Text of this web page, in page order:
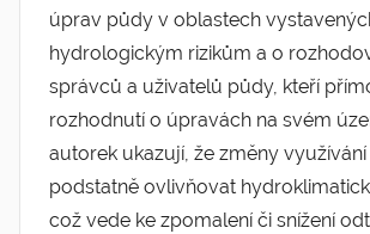
úprav půdy v oblastech
hydrologickým rizikům a o
správců a uživatelů půdy, kteří
rozhodnutí o úpravách na svém
autorek ukazují, že změny
podstatně ovlivňovat
což vede ke zpomalení či snížení